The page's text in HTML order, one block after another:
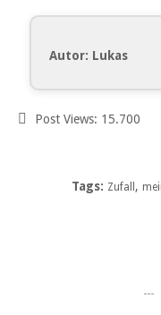
Autor: Lukas
Post Views: 15.700
Tags: Zufall ,